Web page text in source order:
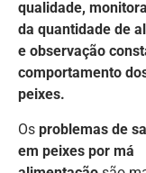
qualidade,
da quantidade de
e observação
comportamento
peixes.
Os problemas de
em peixes por má